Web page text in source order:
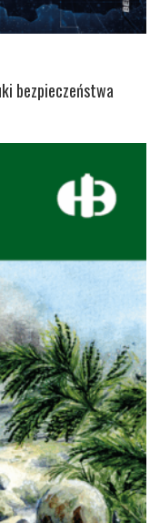
bezpieczeństwa